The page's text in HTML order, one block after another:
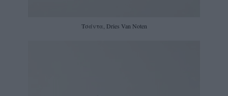
Τσάντα, Dries Van Noten